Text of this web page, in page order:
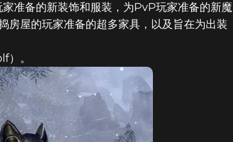
准备的新装饰和服装，为PvP玩家准备的新魔
房屋的玩家准备的超多家具，以及旨在为出装
。